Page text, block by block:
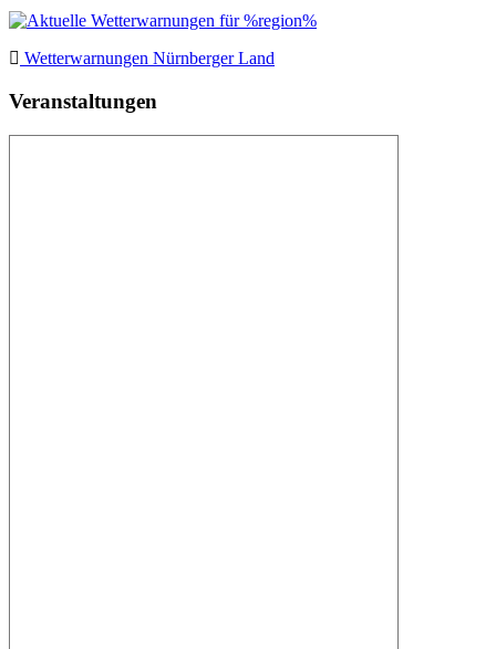
Wetterwarnungen Nürnberger Land
Veranstaltungen